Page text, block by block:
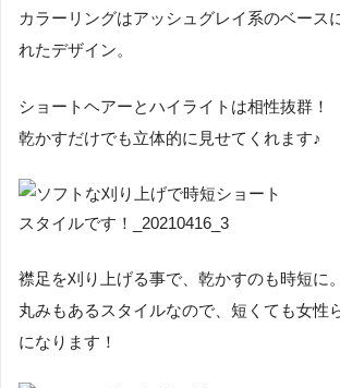
カラーリングはアッシュグレイ系のベース
れたデザイン。
ショートヘアーとハイライトは相性抜群！
乾かすだけでも立体的に見せてくれます♪
襟足を刈り上げる事で、乾かすのも時短に。
丸みもあるスタイルなので、短くても女性
になります！